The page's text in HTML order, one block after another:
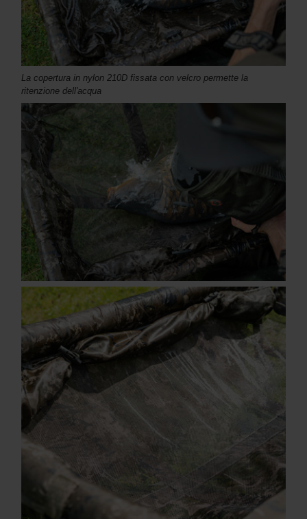
La copertura in nylon 210D fissata con velcro permette la
ritenzione dell'acqua